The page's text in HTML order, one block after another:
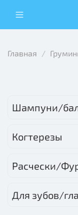
Главная
Шампуни/
Когтерезы
Расчески/
Для зубов/